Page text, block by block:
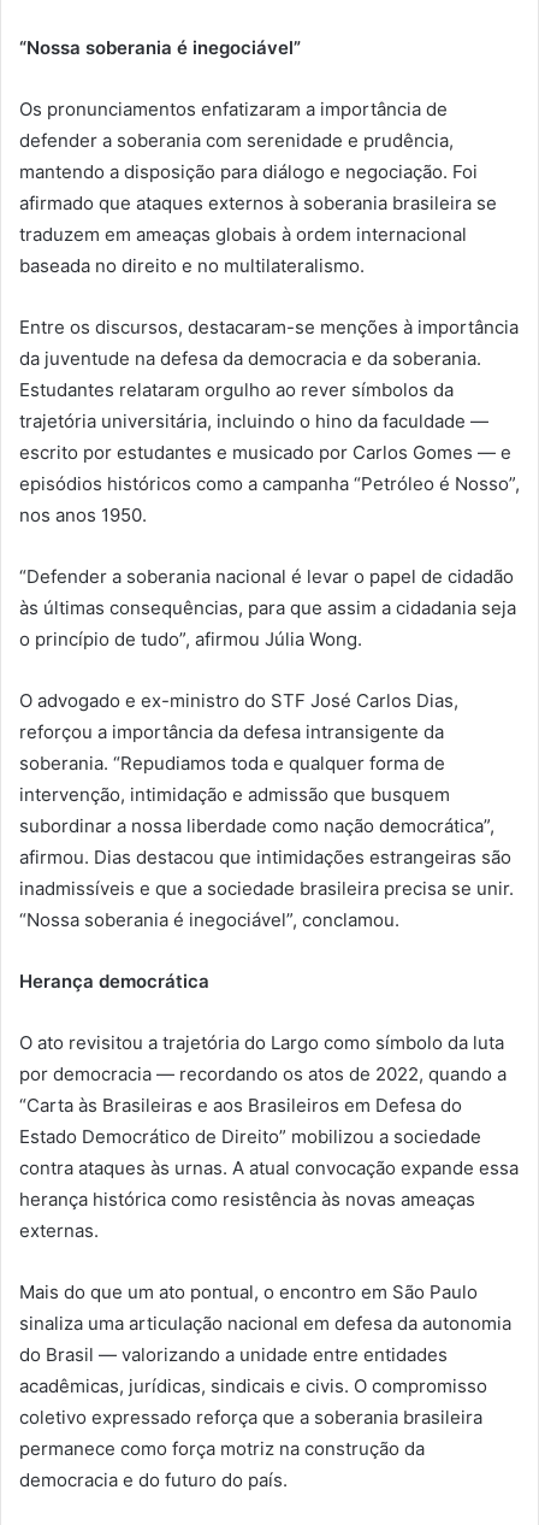
“Nossa soberania é inegociável”
Os pronunciamentos enfatizaram a importância de
defender a soberania com serenidade e prudência,
mantendo a disposição para diálogo e negociação. Foi
afirmado que ataques externos à soberania brasileira se
traduzem em ameaças globais à ordem internacional
baseada no direito e no multilateralismo.
Entre os discursos, destacaram-se menções à importância
da juventude na defesa da democracia e da soberania.
Estudantes relataram orgulho ao rever símbolos da
trajetória universitária, incluindo o hino da faculdade —
escrito por estudantes e musicado por Carlos Gomes — e
episódios históricos como a campanha “Petróleo é Nosso”,
nos anos 1950.
“Defender a soberania nacional é levar o papel de cidadão
às últimas consequências, para que assim a cidadania seja
o princípio de tudo”, afirmou Júlia Wong.
O advogado e ex-ministro do STF José Carlos Dias,
reforçou a importância da defesa intransigente da
soberania. “Repudiamos toda e qualquer forma de
intervenção, intimidação e admissão que busquem
subordinar a nossa liberdade como nação democrática”,
afirmou. Dias destacou que intimidações estrangeiras são
inadmissíveis e que a sociedade brasileira precisa se unir.
“Nossa soberania é inegociável”, conclamou.
Herança democrática
O ato revisitou a trajetória do Largo como símbolo da luta
por democracia — recordando os atos de 2022, quando a
“Carta às Brasileiras e aos Brasileiros em Defesa do
Estado Democrático de Direito” mobilizou a sociedade
contra ataques às urnas. A atual convocação expande essa
herança histórica como resistência às novas ameaças
externas.
Mais do que um ato pontual, o encontro em São Paulo
sinaliza uma articulação nacional em defesa da autonomia
do Brasil — valorizando a unidade entre entidades
acadêmicas, jurídicas, sindicais e civis. O compromisso
coletivo expressado reforça que a soberania brasileira
permanece como força motriz na construção da
democracia e do futuro do país.